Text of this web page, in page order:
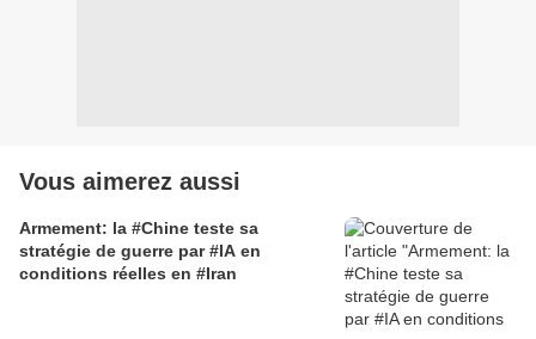
Vous aimerez aussi
Armement: la #Chine teste sa
stratégie de guerre par #IA en
conditions réelles en #Iran